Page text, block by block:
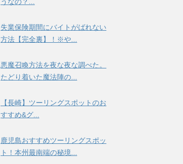
失業保険期間にバイトがばれない
方法【完全裏】！※や...
悪魔召喚方法を夜な夜な調べた。
たどり着いた魔法陣の...
【長崎】ツーリングスポットのお
すすめ&グ...
鹿児島おすすめツーリングスポッ
ト！本州最南端の秘境...